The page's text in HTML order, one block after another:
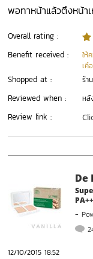
พอทาหน้าแล้วตึงหน้า
Overall rating :
Benefit received :
ให้
เคื
Shopped at : ร้า
Reviewed when : หลั
Review link :
De
-
12/10/2015 18:52